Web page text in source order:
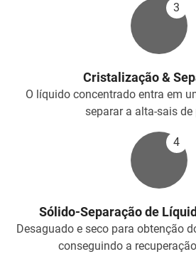
3
Cristalização &
O líquido concentrado entra em
separar a alta-sais de
4
Sólido-Separação de
Desaguado e seco para obtenção
conseguindo a